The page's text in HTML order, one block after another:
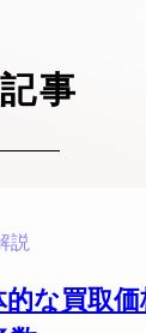
事
説
的な買取